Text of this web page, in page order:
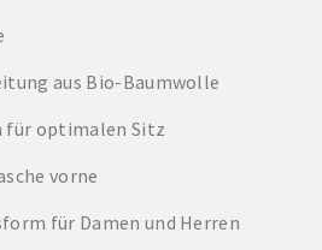
aus Bio-Baumwolle
für optimalen Sitz
vorne
für Damen und Herren